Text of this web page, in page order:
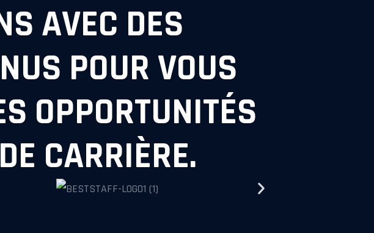
AVEC DES
POUR VOUS
OPPORTUNITÉS
CARRIÈRE.